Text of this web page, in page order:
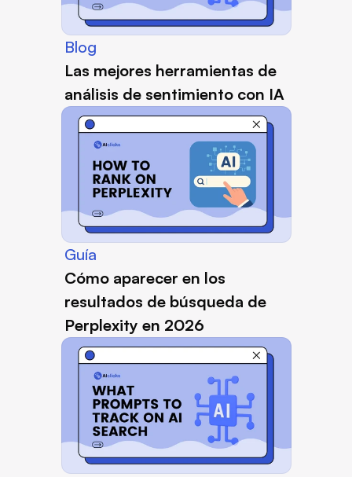
Blog
Las mejores herramientas de
análisis de sentimiento con IA
Guía
Cómo aparecer en los
resultados de búsqueda de
Perplexity en 2026